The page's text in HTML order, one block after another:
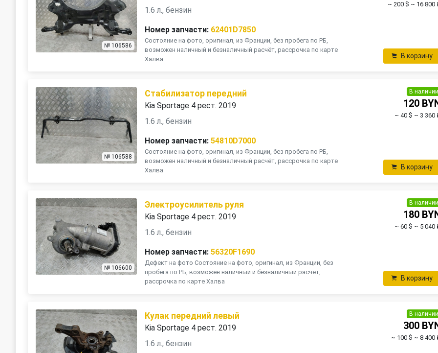
№ 106586
1.6 л., бензин
Номер запчасти: 62401D7850
Состояние на фото, оригинал, из Франции, без пробега по РБ,
возможен наличный и безналичный расчёт, рассрочка по карте
Халва
~ 200 $ ~ 16 800
В корзину
№ 106588
Стабилизатор передний
Kia Sportage 4 рест. 2019
1.6 л., бензин
Номер запчасти: 54810D7000
Состояние на фото, оригинал, из Франции, без пробега по РБ,
возможен наличный и безналичный расчёт, рассрочка по карте
Халва
В наличии
120
~ 40 $ ~ 3 360
В корзину
№ 106600
Электроусилитель руля
Kia Sportage 4 рест. 2019
1.6 л., бензин
Номер запчасти: 56320F1690
Дефект на фото Состояние на фото, оригинал, из Франции, без
пробега по РБ, возможен наличный и безналичный расчёт,
рассрочка по карте Халва
В наличии
180
~ 60 $ ~ 5 040
В корзину
Кулак передний левый
Kia Sportage 4 рест. 2019
1.6 л., бензин
В наличии
300
~ 100 $ ~ 8 400